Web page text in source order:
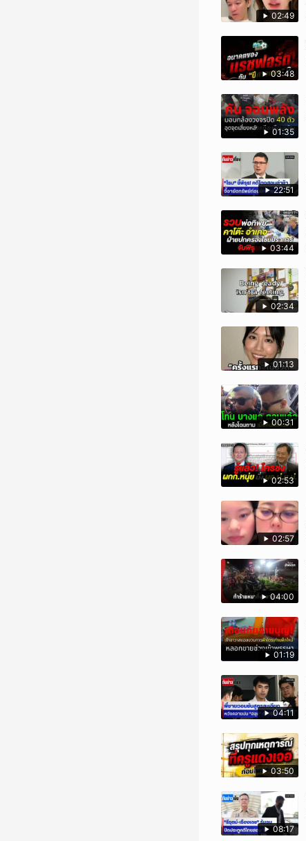
02:49
03:48
01:35
22:51
03:44
02:34
01:13
00:31
02:53
02:57
04:00
01:19
04:11
03:50
08:17